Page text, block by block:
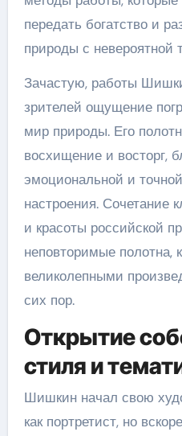
передать богатство и
природы с невероятной
Зачастую, работы
зрителей ощущение
мир природы. Его
восхищение и восторг,
эмоциональной и
настроения. Сочетание
и красоты российской
неповторимые полотна,
великолепными
сих пор.
Открытие
стиля и
Шишкин начал свою
как портретист, но